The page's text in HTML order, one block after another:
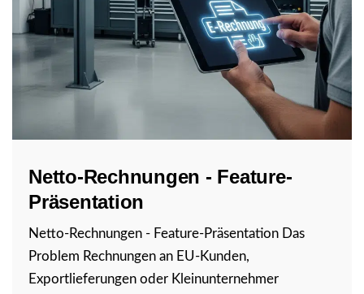
Netto-Rechnungen - Feature-
Präsentation
Netto-Rechnungen - Feature-Präsentation Das
Problem Rechnungen an EU-Kunden,
Exportlieferungen oder Kleinunternehmer